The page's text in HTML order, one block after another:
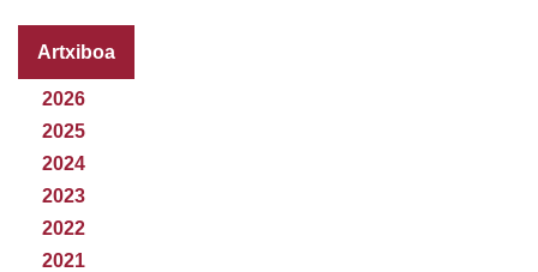
Artxiboa
2026
2025
2024
2023
2022
2021